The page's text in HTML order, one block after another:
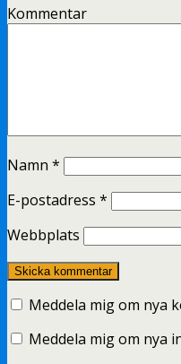
Kommentar
Namn *
E-postadress *
Webbplats
Meddela mig om nya
Meddela mig om nya